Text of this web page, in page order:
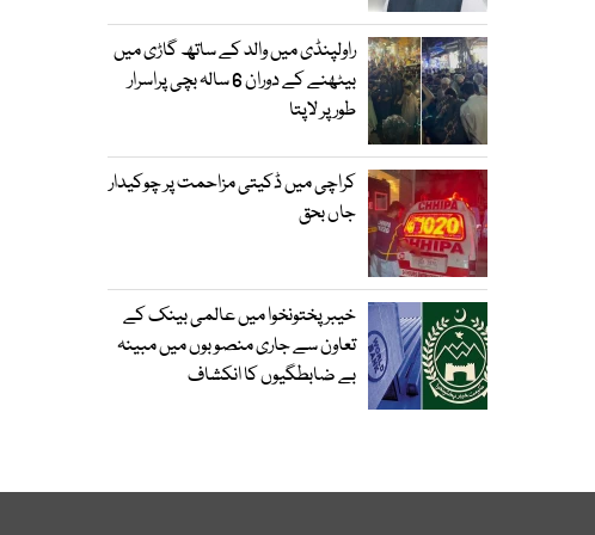
راولپنڈی میں والد کے ساتھ گاڑی میں
بیٹھنے کے دوران 6 سالہ بچی پراسرار
طور پر لاپتا
کراچی میں ڈکیتی مزاحمت پر چوکیدار
جاں بحق
خیبرپختونخوا میں عالمی بینک کے
تعاون سے جاری منصوبوں میں مبینہ
بے ضابطگیوں کا انکشاف